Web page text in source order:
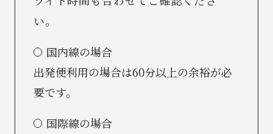
い。
国内線の場合
出発便利用の場合は60分以上の余裕が必
要です。
国際線の場合